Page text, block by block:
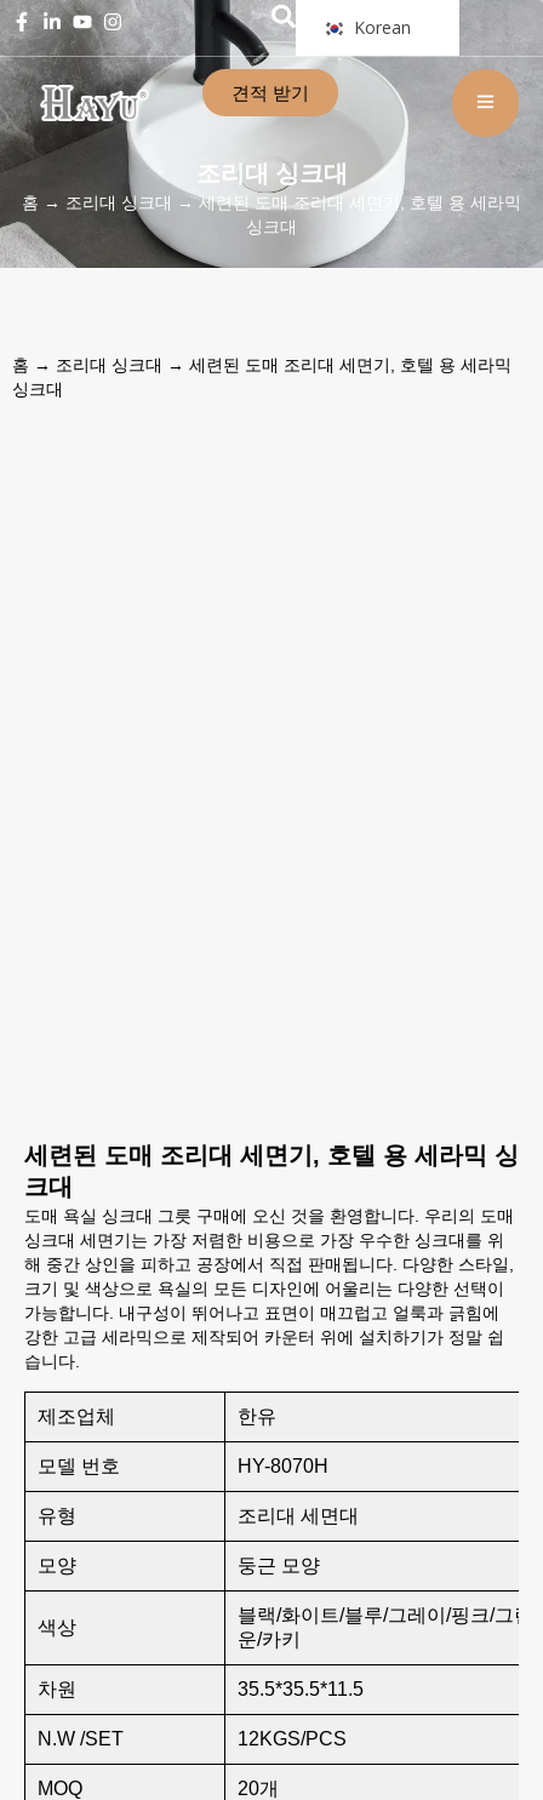
Korean
견적 받기
조리대 싱크대
홈 → 조리대 싱크대 → 세련된 도매 조리대 세면기, 호텔 용 세라믹
싱크대
홈 → 조리대 싱크대 → 세련된 도매 조리대 세면기, 호텔 용 세라믹
싱크대
세련된 도매 조리대 세면기, 호텔 용 세라믹 싱
크대
도매 욕실 싱크대 그릇 구매에 오신 것을 환영합니다. 우리의 도매
싱크대 세면기는 가장 저렴한 비용으로 가장 우수한 싱크대를 위
해 중간 상인을 피하고 공장에서 직접 판매됩니다. 다양한 스타일,
크기 및 색상으로 욕실의 모든 디자인에 어울리는 다양한 선택이
가능합니다. 내구성이 뛰어나고 표면이 매끄럽고 얼룩과 긁힘에
강한 고급 세라믹으로 제작되어 카운터 위에 설치하기가 정말 쉽
습니다.
제조업체 한유
모델 번호 HY-8070H
유형 조리대 세면대
모양 둥근 모양
색상
블랙/화이트/블루/그레이/핑크/그린/
운/카키
차원 35.5*35.5*11.5
N.W /SET 12KGS/PCS
MOQ 20개